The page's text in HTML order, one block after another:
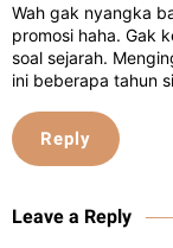
Wah gak nyangka
promosi haha. Gak
soal sejarah.
ini beberapa tahun
Reply
Leave a Reply